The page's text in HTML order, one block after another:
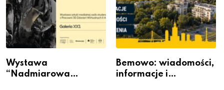
Wystawa
“Nadmiarowa
Bemowo: wiadomości,
informacje i